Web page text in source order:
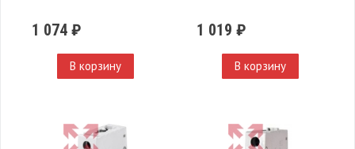
1 074 ₽
В корзину
1 019 ₽
В корзину